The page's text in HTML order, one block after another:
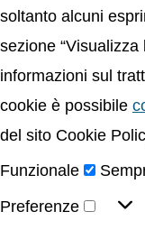
soltanto alcuni
sezione
informazioni sul
cookie è possibile
del sito Cookie
Funzionale
Preferenze